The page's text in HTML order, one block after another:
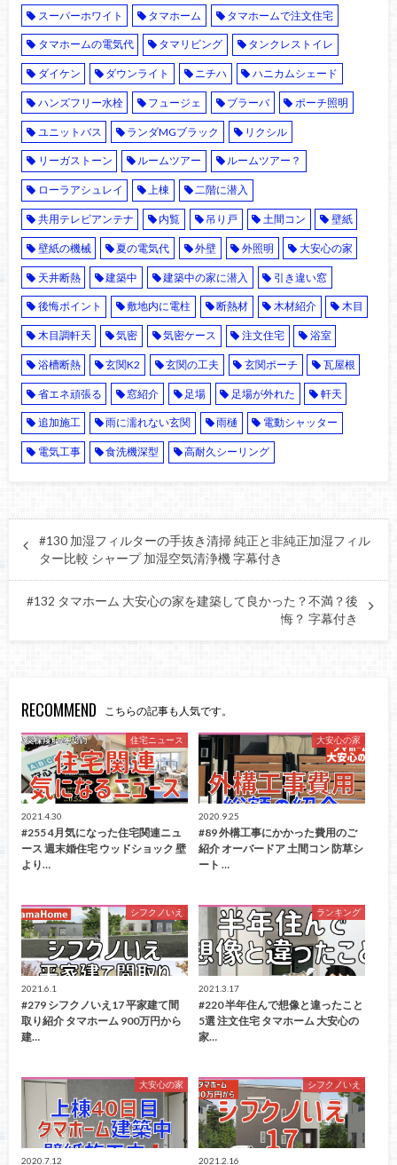
スーパーホワイト タマホーム タマホームで注文住宅
タマホームの電気代 タマリビング タンクレストイレ
ダイケン ダウンライト ニチハ ハニカムシェード
ハンズフリー水栓 フュージェ ブラーバ ポーチ照明
ユニットバス ランダMGブラック リクシル
リーガストーン ルームツアー ルームツアー？
ローラアシュレイ 上棟 二階に潜入
共用テレビアンテナ 内覧 吊り戸 土間コン 壁紙
壁紙の機械 夏の電気代 外壁 外照明 大安心の家
天井断熱 建築中 建築中の家に潜入 引き違い窓
後悔ポイント 敷地内に電柱 断熱材 木材紹介 木目
木目調軒天 気密 気密ケース 注文住宅 浴室
浴槽断熱 玄関K2 玄関の工夫 玄関ポーチ 瓦屋根
省エネ頑張る 窓紹介 足場 足場が外れた 軒天
追加施工 雨に濡れない玄関 雨樋 電動シャッター
電気工事 食洗機深型 高耐久シーリング
#130 加湿フィルターの手抜き清掃 純正と非純正加湿フィル
ター比較 シャープ 加湿空気清浄機 字幕付き
#132 タマホーム 大安心の家を建築して良かった？不満？後
悔？ 字幕付き
RECOMMEND こちらの記事も人気です。
住宅ニュース
2021.4.30
#255 4月気になった住宅関連ニュ
ース 週末婚住宅 ウッドショック 壁
より…
大安心の家
2020.9.25
#89 外構工事にかかった費用のご
紹介 オーバードア 土間コン 防草シ
ート …
シフクノいえ
2021.6.1
#279 シフクノいえ17 平家建て間
取り紹介 タマホーム 900万円から
建…
ランキング
2021.3.17
#220 半年住んで想像と違ったこと
5選 注文住宅 タマホーム 大安心の
家…
大安心の家
2020.7.12
シフクノいえ
2021.2.16